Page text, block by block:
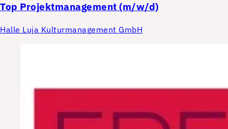
Top Projektmanagement (m/w/d)
Halle Luja Kulturmanagement GmbH